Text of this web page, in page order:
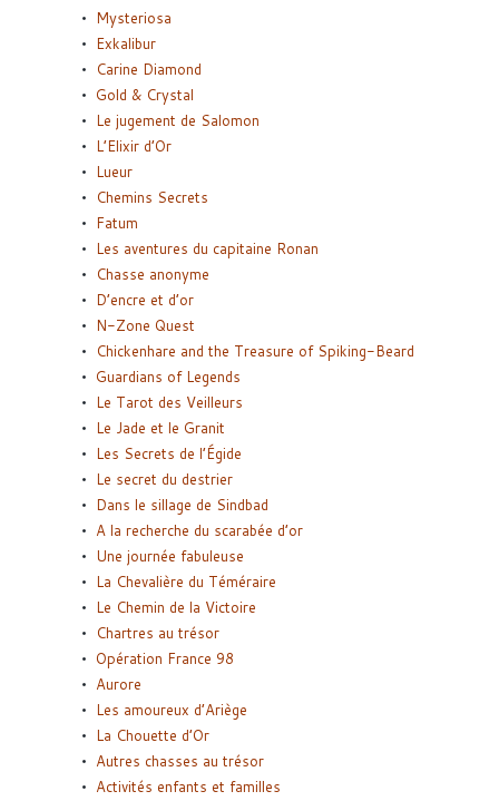
Mysteriosa
Exkalibur
Carine Diamond
Gold & Crystal
Le jugement de Salomon
L’Elixir d’Or
Lueur
Chemins Secrets
Fatum
Les aventures du capitaine Ronan
Chasse anonyme
D’encre et d’or
N-Zone Quest
Chickenhare and the Treasure of Spiking-Beard
Guardians of Legends
Le Tarot des Veilleurs
Le Jade et le Granit
Les Secrets de l’Égide
Le secret du destrier
Dans le sillage de Sindbad
A la recherche du scarabée d’or
Une journée fabuleuse
La Chevalière du Téméraire
Le Chemin de la Victoire
Chartres au trésor
Opération France 98
Aurore
Les amoureux d’Ariège
La Chouette d’Or
Autres chasses au trésor
Activités enfants et familles